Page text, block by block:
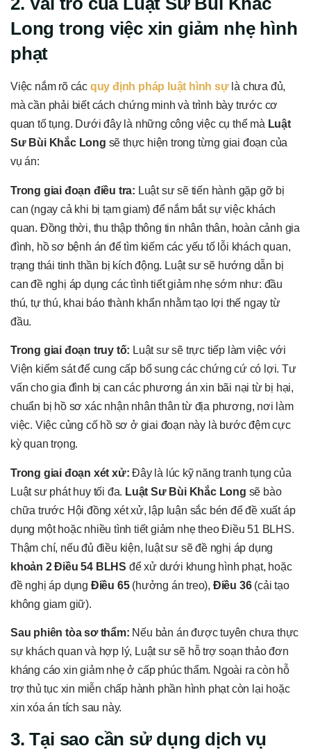
Long trong việc xin giảm nhẹ hình
phạt
Việc nắm rõ các quy định pháp luật hình sựlà chưa đủ,
mà cần phải biết cách chứng minh và trình bày trước cơ
quan tố tụng. Dưới đây là những công việc cụ thể mà Luật
Sư Bùi Khắc Long sẽ thực hiện trong từng giai đoạn của
vụ án:
Trong giai đoạn điều tra: Luật sư sẽ tiến hành gặp gỡ bị
can (ngay cả khi bị tạm giam) để nắm bắt sự việc khách
quan. Đồng thời, thu thập thông tin nhân thân, hoàn cảnh gia
đình, hồ sơ bệnh án để tìm kiếm các yếu tố lỗi khách quan,
trạng thái tinh thần bị kích động. Luật sư sẽ hướng dẫn bị
can đề nghị áp dụng các tình tiết giảm nhẹ sớm như: đầu
thú, tự thú, khai báo thành khẩn nhằm tạo lợi thế ngay từ
đầu.
Trong giai đoạn truy tố: Luật sư sẽ trực tiếp làm việc với
Viện kiểm sát để cung cấp bổ sung các chứng cứ có lợi. Tư
vấn cho gia đình bị can các phương án xin bãi nại từ bị hại,
chuẩn bị hồ sơ xác nhận nhân thân từ địa phương, nơi làm
việc. Việc củng cố hồ sơ ở giai đoạn này là bước đệm cực
kỳ quan trọng.
Trong giai đoạn xét xử: Đây là lúc kỹ năng tranh tụng của
Luật sư phát huy tối đa. Luật Sư Bùi Khắc Long sẽ bào
chữa trước Hội đồng xét xử, lập luận sắc bén để đề xuất áp
dụng một hoặc nhiều tình tiết giảm nhẹ theo Điều 51 BLHS.
Thậm chí, nếu đủ điều kiện, luật sư sẽ đề nghị áp dụng
khoản 2 Điều 54 BLHS để xử dưới khung hình phạt, hoặc
đề nghị áp dụng Điều 65(hưởng án treo), Điều 36(cải tạo
không giam giữ).
Sau phiên tòa sơ thẩm: Nếu bản án được tuyên chưa thực
sự khách quan và hợp lý, Luật sư sẽ hỗ trợ soạn thảo đơn
kháng cáo xin giảm nhẹ ở cấp phúc thẩm. Ngoài ra còn hỗ
trợ thủ tục xin miễn chấp hành phần hình phạt còn lại hoặc
xin xóa án tích sau này.
3. Tại sao cần sử dụng dịch vụ